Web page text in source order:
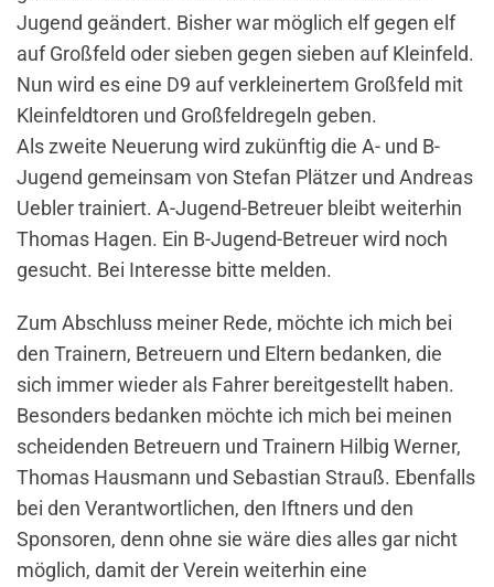
Jugend geändert. Bisher war möglich elf gegen elf
auf Großfeld oder sieben gegen sieben auf Kleinfeld.
Nun wird es eine D9 auf verkleinertem Großfeld mit
Kleinfeldtoren und Großfeldregeln geben.
Als zweite Neuerung wird zukünftig die A- und B-
Jugend gemeinsam von Stefan Plätzer und Andreas
Uebler trainiert. A-Jugend-Betreuer bleibt weiterhin
Thomas Hagen. Ein B-Jugend-Betreuer wird noch
gesucht. Bei Interesse bitte melden.
Zum Abschluss meiner Rede, möchte ich mich bei
den Trainern, Betreuern und Eltern bedanken, die
sich immer wieder als Fahrer bereitgestellt haben.
Besonders bedanken möchte ich mich bei meinen
scheidenden Betreuern und Trainern Hilbig Werner,
Thomas Hausmann und Sebastian Strauß. Ebenfalls
bei den Verantwortlichen, den Iftners und den
Sponsoren, denn ohne sie wäre dies alles gar nicht
möglich, damit der Verein weiterhin eine